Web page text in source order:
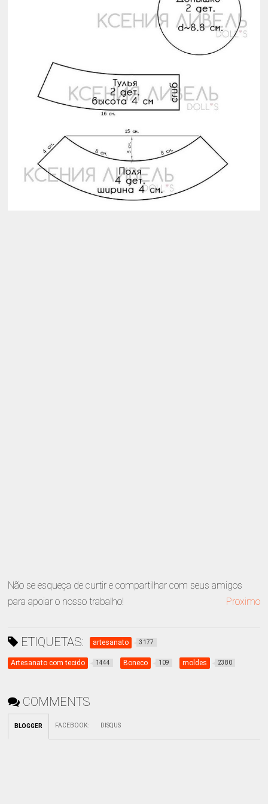
Não se esqueça de curtir e compartilhar com seus amigos
para apoiar o nosso trabalho!
Proximo
ETIQUETAS: artesanato 3177
Artesanato com tecido 1444 Boneco 109 moldes 2380
COMMENTS
BLOGGER FACEBOOK: DISQUS